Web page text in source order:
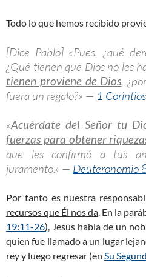
Todo lo que hemos recibido
[Dice Pablo] «Pues, ¿qué
¿Qué tienen que Dios no les
tienen proviene de Dios,
fuera un regalo?» — 1
«Acuérdate del Señor tu
fuerzas para obtener
que les confirmó a tus
juramento.» — Deuteronomio
Por tanto es nuestra
recursos que Él nos da. En la
19:11-26), Jesús habla de un
quien fue llamado a un lugar
rey y luego regresar (en Su